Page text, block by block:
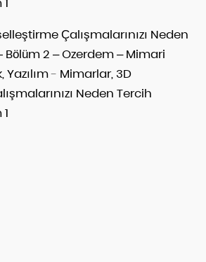
Çalışmalarınızı Neden
2 – Ozerdem – Mimari
- Mimarlar, 3D
Neden Tercih